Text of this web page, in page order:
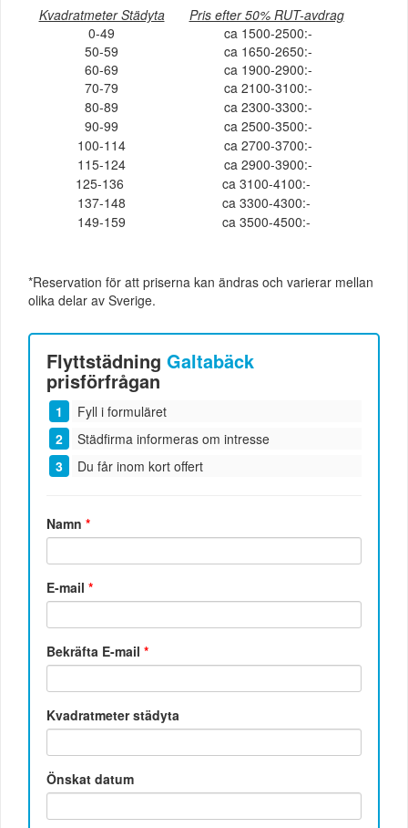
Kvadratmeter Städyta
Pris efter 50% RUT-avdrag
0-49
ca 1500-2500:-
50-59
ca 1650-2650:-
60-69
ca 1900-2900:-
70-79
ca 2100-3100:-
80-89
ca 2300-3300:-
90-99
ca 2500-3500:-
100-114
ca 2700-3700:-
115-124
ca 2900-3900:-
125-136
ca 3100-4100:-
137-148
ca 3300-4300:-
149-159
ca 3500-4500:-
*Reservation för att priserna kan ändras och varierar mellan
olika delar av Sverige.
FlyttstädningGaltabäck
prisförfrågan
Fyll i formuläret
Städfirma informeras om intresse
Du får inom kort offert
Namn*
E-mail*
Bekräfta E-mail*
Kvadratmeter städyta
Önskat datum